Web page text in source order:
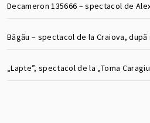
Decameron 135666 – spectacol de
Băgău – spectacol de la Craiova,
„Lapte”, spectacol de la „Toma